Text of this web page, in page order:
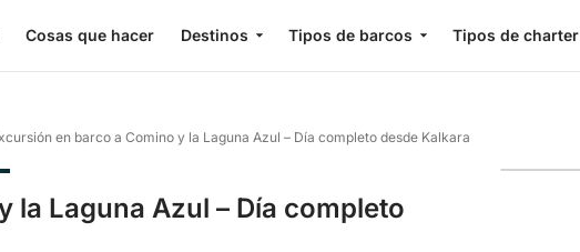
Cosas que hacer Destinos Tipos de barcos Tipos de charter
en barco a Comino y la Laguna Azul – Día completo desde Kalkara
la Laguna Azul – Día completo